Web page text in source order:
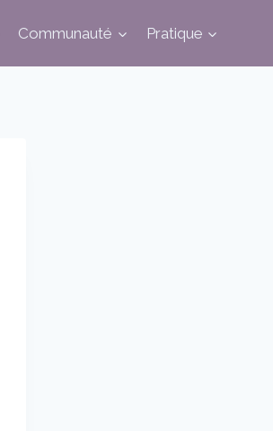
Communauté Pratique